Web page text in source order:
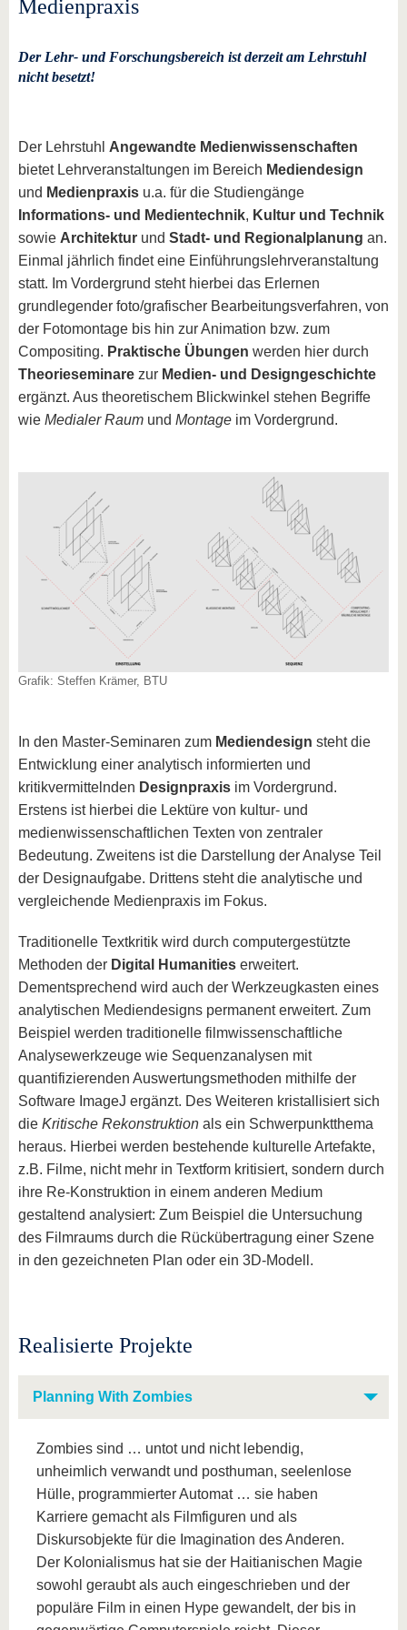
Medienpraxis
Der Lehr- und Forschungsbereich ist derzeit am Lehrstuhl
nicht besetzt!
Der Lehrstuhl Angewandte Medienwissenschaften
bietet Lehrveranstaltungen im Bereich Mediendesign
und Medienpraxis u.a. für die Studiengänge
Informations- und Medientechnik, Kultur und Technik
sowie Architektur und Stadt- und Regionalplanung an.
Einmal jährlich findet eine Einführungslehrveranstaltung
statt. Im Vordergrund steht hierbei das Erlernen
grundlegender foto/grafischer Bearbeitungsverfahren, von
der Fotomontage bis hin zur Animation bzw. zum
Compositing. Praktische Übungen werden hier durch
Theorieseminare zur Medien- und Designgeschichte
ergänzt. Aus theoretischem Blickwinkel stehen Begriffe
wie Medialer Raum und Montage im Vordergrund.
Grafik: Steffen Krämer, BTU
In den Master-Seminaren zum Mediendesign steht die
Entwicklung einer analytisch informierten und
kritikvermittelnden Designpraxis im Vordergrund.
Erstens ist hierbei die Lektüre von kultur- und
medienwissenschaftlichen Texten von zentraler
Bedeutung. Zweitens ist die Darstellung der Analyse Teil
der Designaufgabe. Drittens steht die analytische und
vergleichende Medienpraxis im Fokus.
Traditionelle Textkritik wird durch computergestützte
Methoden der Digital Humanities erweitert.
Dementsprechend wird auch der Werkzeugkasten eines
analytischen Mediendesigns permanent erweitert. Zum
Beispiel werden traditionelle filmwissenschaftliche
Analysewerkzeuge wie Sequenzanalysen mit
quantifizierenden Auswertungsmethoden mithilfe der
Software ImageJ ergänzt. Des Weiteren kristallisiert sich
die Kritische Rekonstruktion als ein Schwerpunktthema
heraus. Hierbei werden bestehende kulturelle Artefakte,
z.B. Filme, nicht mehr in Textform kritisiert, sondern durch
ihre Re-Konstruktion in einem anderen Medium
gestaltend analysiert: Zum Beispiel die Untersuchung
des Filmraums durch die Rückübertragung einer Szene
in den gezeichneten Plan oder ein 3D-Modell.
Realisierte Projekte
Planning With Zombies
Zombies sind … untot und nicht lebendig,
unheimlich verwandt und posthuman, seelenlose
Hülle, programmierter Automat … sie haben
Karriere gemacht als Filmfiguren und als
Diskursobjekte für die Imagination des Anderen.
Der Kolonialismus hat sie der Haitianischen Magie
sowohl geraubt als auch eingeschrieben und der
populäre Film in einen Hype gewandelt, der bis in